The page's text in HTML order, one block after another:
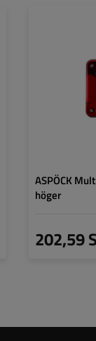
ASPÖCK
höger
202,59
Typ av